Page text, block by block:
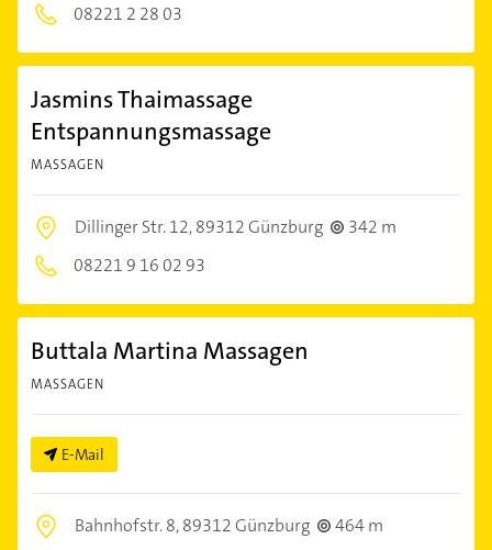
08221 2 28 03
Jasmins Thaimassage
Entspannungsmassage
MASSAGEN
Dillinger Str. 12,89312 Günzburg
342 m
08221 9 16 02 93
Buttala Martina Massagen
MASSAGEN
E-Mail
Bahnhofstr. 8,89312 Günzburg
464 m